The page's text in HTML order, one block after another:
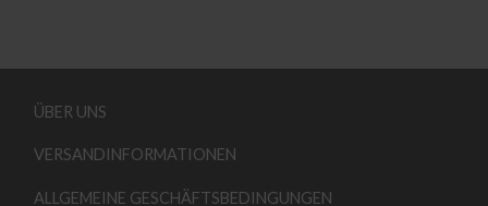
ÜBER UNS
VERSANDINFORMATIONEN
ALLGEMEINE GESCHÄFTSBEDINGUNGEN